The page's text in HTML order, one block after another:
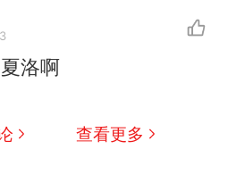
洛啊
查看更多
在床头放菜刀的女孩，
一句“跟我回家”改写了
厨“全国小炒肉大王”称